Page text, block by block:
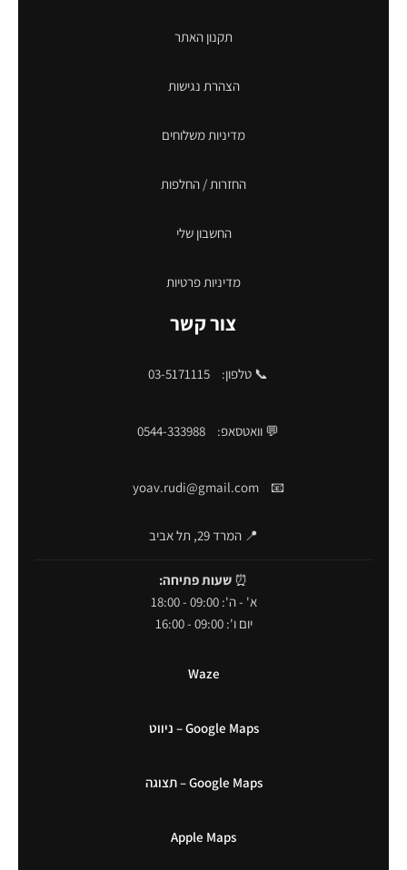
תקנון האתר
הצהרת נגישות
מדיניות משלוחים
החזרות / החלפות
החשבון שלי
מדיניות פרטיות
צור קשר
📞 טלפון: 03-5171115
💬 וואטסאפ: 0544-333988
📧
yoav.rudi@gmail.com
📍 המרד 29, תל אביב
⏰ שעות פתיחה:
א' - ה': 09:00 - 18:00
יום ו': 09:00 - 16:00
Waze
Google Maps – ניווט
Google Maps – תצוגה
Apple Maps